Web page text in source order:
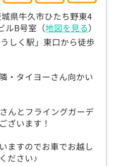
県牛久市ひたち野東4
ルB号室（地図を見る）
しく駅」東口から徒歩
・タイヨーさん向かい
んとフライングガーデ
ざいます！
ますのでお車でお越し
ださい♪